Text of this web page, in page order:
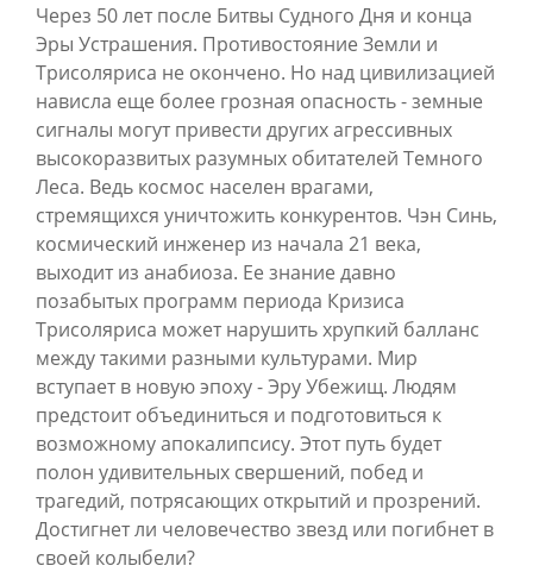
Через 50 лет после Битвы Судного Дня и конца
Эры Устрашения. Противостояние Земли и
Трисоляриса не окончено. Но над цивилизацией
нависла еще более грозная опасность - земные
сигналы могут привести других агрессивных
высокоразвитых разумных обитателей Темного
Леса. Ведь космос населен врагами,
стремящихся уничтожить конкурентов. Чэн Синь,
космический инженер из начала 21 века,
выходит из анабиоза. Ее знание давно
позабытых программ периода Кризиса
Трисоляриса может нарушить хрупкий балланс
между такими разными культурами. Мир
вступает в новую эпоху - Эру Убежищ. Людям
предстоит объединиться и подготовиться к
возможному апокалипсису. Этот путь будет
полон удивительных свершений, побед и
трагедий, потрясающих открытий и прозрений.
Достигнет ли человечество звезд или погибнет в
своей колыбели?